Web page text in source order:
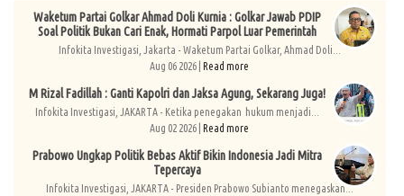
Waketum Partai Golkar Ahmad Doli Kurnia : Golkar Jawab PDIP
Soal Politik Bukan Cari Enak, Hormati Parpol Luar Pemerintah
Infokita Investigasi, Jakarta - Waketum Partai Golkar, Ahmad Doli...
Aug 06 2026 | Read more
M Rizal Fadillah : Ganti Kapolri dan Jaksa Agung, Sekarang Juga!
Infokita Investigasi, JAKARTA - Ketika penegakan hukum menjadi...
Aug 02 2026 | Read more
Prabowo Ungkap Politik Bebas Aktif Bikin Indonesia Jadi Mitra
Tepercaya
Infokita Investigasi, JAKARTA - Presiden Prabowo Subianto menegaskan...